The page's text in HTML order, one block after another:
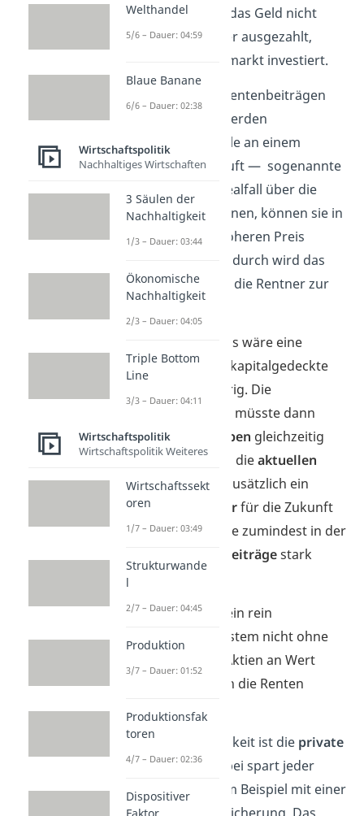
System. Dabei wird das Geld nicht
sofort an die Rentner ausgezahlt,
sondern am Kapitalmarkt investiert.
Das heißt, mit den Rentenbeiträgen
der Arbeitnehmer werden
beispielsweise Anteile an einem
Unternehmen gekauft — sogenannte
Aktien
. Da sie im Idealfall über die
Jahre an Wert gewinnen, können sie in
Zukunft zu einem höheren Preis
verkauft werden. Dadurch wird das
Geld erhöht, das für die Rentner zur
Verfügung steht.
In der Praxis wäre eine
Umstellung auf das kapitalgedeckte
System sehr schwierig. Die
Rentenversicherung müsste dann
nämlichzwei Aufgaben gleichzeitig
erledigen: Weiterhin dieaktuellen
Rentenzahlen und zusätzlich ein
neues Kapitalpolsterfür die Zukunft
aufbauen. Das würde zumindest in der
Beiträgestark
erhöhen
Außerdem ist auch ein rein
kapitalgedecktes System nicht ohne
Risiken. Sollten die Aktien an Wert
verlieren, fallen auch die Renten
geringer aus.
Eine andere Möglichkeit ist die private
Altersvorsorge. Dabei spart jeder
selbst fürs Alter, zum Beispiel mit einer
Welthandel
5/6 – Dauer: 04:59
Blaue Banane
6/6 – Dauer: 02:38
Wirtschaftspolitik
Nachhaltiges Wirtschaften
3 Säulen der
Nachhaltigkeit
1/3 – Dauer: 03:44
Ökonomische
Nachhaltigkeit
2/3 – Dauer: 04:05
Triple Bottom
Line
3/3 – Dauer: 04:11
Wirtschaftspolitik
Wirtschaftspolitik Weiteres
Wirtschaftssekt
oren
1/7 – Dauer: 03:49
Strukturwande
l
2/7 – Dauer: 04:45
Produktion
3/7 – Dauer: 01:52
Produktionsfak
toren
4/7 – Dauer: 02:36
Dispositiver
Faktor